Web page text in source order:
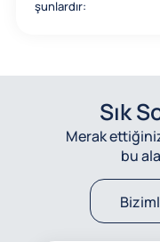
şunlardır:
Sık
Merak
bu